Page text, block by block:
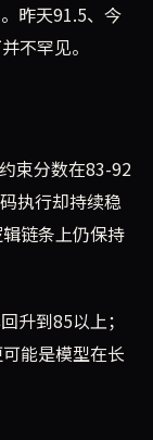
昨天91.5、今
不罕见。
束分数在83-92
执行却持续稳
链条上仍保持
升到85以上；
能是模型在长